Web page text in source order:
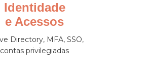
Identidade
e Acessos
Directory, MFA, SSO,
contas privilegiadas